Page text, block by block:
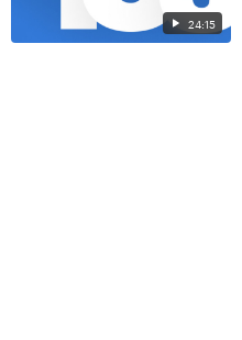
24:15